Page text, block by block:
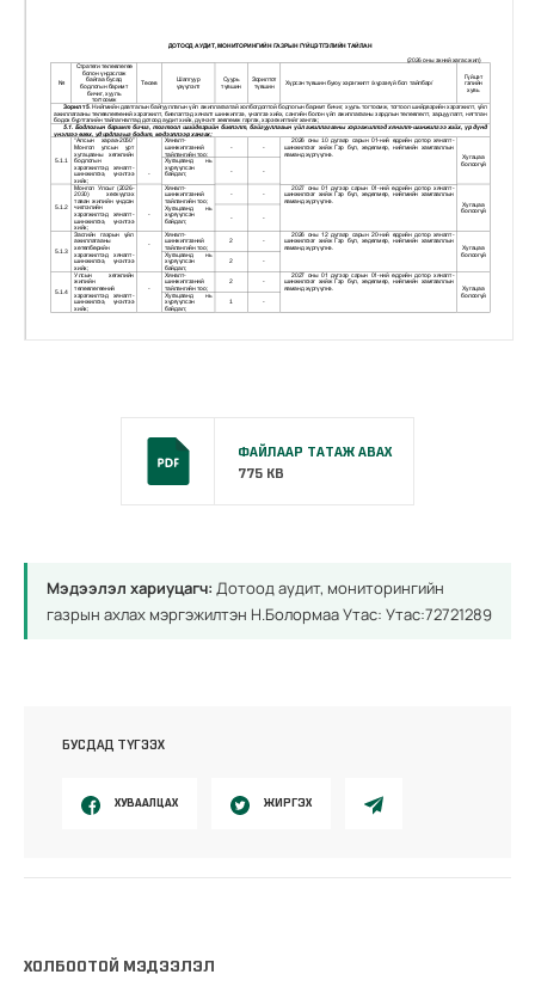
ФАЙЛААР ТАТАЖ АВАХ
775 KB
Мэдээлэл хариуцагч: Дотоод аудит, мониторингийн
газрын ахлах мэргэжилтэн Н.Болормаа Утас: Утас:72721289
БУСДАД ТҮГЭЭХ
ХУВААЛЦАХ ЖИРГЭХ
ХОЛБООТОЙ МЭДЭЭЛЭЛ